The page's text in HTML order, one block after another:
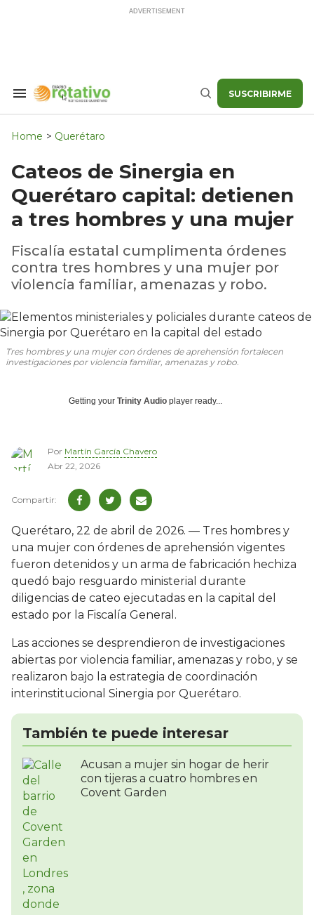
Search
Navigation
Buscar SUSCRIBIRME
Home > Querétaro
Cateos de Sinergia en
Querétaro capital: detienen
a tres hombres y una mujer
Fiscalía estatal cumplimenta órdenes
contra tres hombres y una mujer por
violencia familiar, amenazas y robo.
Tres hombres y una mujer con órdenes de aprehensión fortalecen
investigaciones por violencia familiar, amenazas y robo.
Getting your Trinity Audio player ready...
Por Martín García Chavero
Abr 22, 2026
Querétaro, 22 de abril de 2026. — Tres hombres y
una mujer con órdenes de aprehensión vigentes
fueron detenidos y un arma de fabricación hechiza
quedó bajo resguardo ministerial durante
diligencias de cateo ejecutadas en la capital del
estado por la Fiscalía General.
Las acciones se desprendieron de investigaciones
abiertas por violencia familiar, amenazas y robo, y se
realizaron bajo la estrategia de coordinación
interinstitucional Sinergia por Querétaro.
También te puede interesar
Acusan a mujer sin hogar de herir
con tijeras a cuatro hombres en
Covent Garden